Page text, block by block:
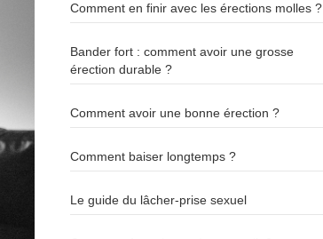
Comment en finir avec les érections molles ?
Bander fort : comment avoir une grosse
érection durable ?
Comment avoir une bonne érection ?
Comment baiser longtemps ?
Le guide du lâcher-prise sexuel